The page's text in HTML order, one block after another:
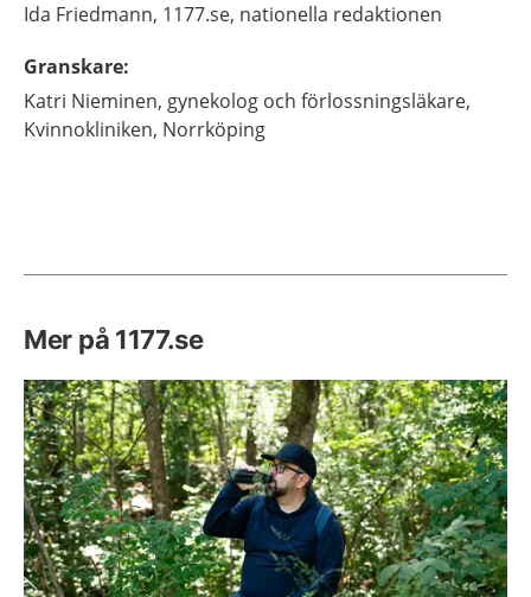
Ida Friedmann, 1177.se, nationella redaktionen
Granskare:
Katri Nieminen, gynekolog och förlossningsläkare,
Kvinnokliniken, Norrköping
Mer på 1177.se